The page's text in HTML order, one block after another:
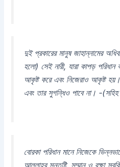
দুই প্রকারের মানুষ জাহান্নামের
হলো) সেই নারী, যারা কাপড়
আকৃষ্ট করে এবং নিজেরাও আকৃষ্ট
এবং তার সুগন্ধিও পাবে না। -
বোরকা পরিধান মানে নিজেকে
আল্লাহর সন্তুষ্টি, সম্মান ও রক্ষা